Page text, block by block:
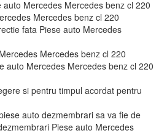
Mercedes Mercedes benz cl 220
Mercedes benz cl 220
fata Piese auto Mercedes
Mercedes benz cl 220
auto Mercedes Mercedes benz cl 220
si pentru timpul acordat pentru
auto dezmembrari sa va fie de
Piese auto Mercedes